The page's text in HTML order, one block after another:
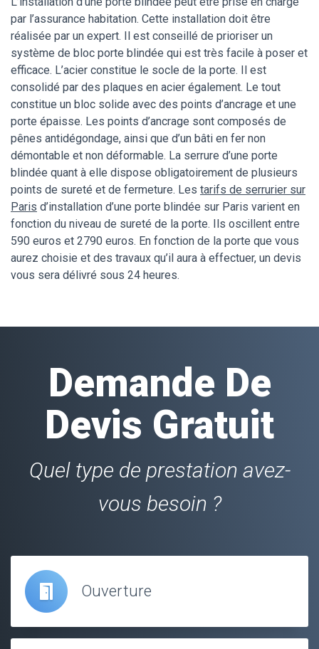
par l’assurance habitation. Cette installation doit être
réalisée par un expert. Il est conseillé de prioriser un
système de bloc porte blindée qui est très facile à poser et
efficace. L’acier constitue le socle de la porte. Il est
consolidé par des plaques en acier également. Le tout
constitue un bloc solide avec des points d’ancrage et une
porte épaisse. Les points d’ancrage sont composés de
pênes antidégondage, ainsi que d’un bâti en fer non
démontable et non déformable. La serrure d’une porte
blindée quant à elle dispose obligatoirement de plusieurs
points de sureté et de fermeture. Les tarifs de serrurier sur
Paris d’installation d’une porte blindée sur Paris varient en
fonction du niveau de sureté de la porte. Ils oscillent entre
590 euros et 2790 euros. En fonction de la porte que vous
aurez choisie et des travaux qu’il aura à effectuer, un devis
vous sera délivré sous 24 heures.
Demande De
Devis Gratuit
Quel type de prestation avez-
vous besoin ?
Ouverture